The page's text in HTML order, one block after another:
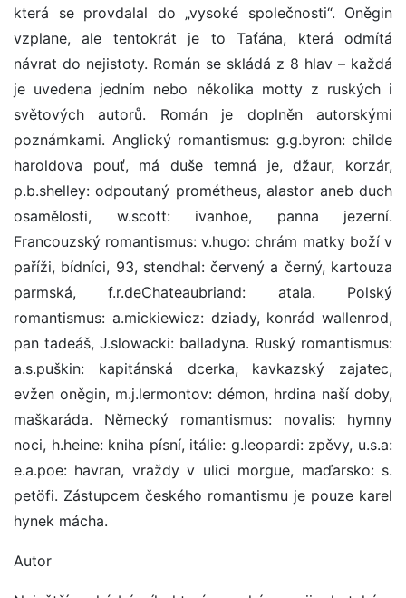
která se provdalal do „vysoké společnosti“. Oněgin
vzplane, ale tentokrát je to Taťána, která odmítá
návrat do nejistoty. Román se skládá z 8 hlav – každá
je uvedena jedním nebo několika motty z ruských i
světových autorů. Román je doplněn autorskými
poznámkami. Anglický romantismus: g.g.byron: childe
haroldova pouť, má duše temná je, džaur, korzár,
p.b.shelley: odpoutaný prométheus, alastor aneb duch
osamělosti, w.scott: ivanhoe, panna jezerní.
Francouzský romantismus: v.hugo: chrám matky boží v
paříži, bídníci, 93, stendhal: červený a černý, kartouza
parmská, f.r.deChateaubriand: atala. Polský
romantismus: a.mickiewicz: dziady, konrád wallenrod,
pan tadeáš, J.slowacki: balladyna. Ruský romantismus:
a.s.puškin: kapitánská dcerka, kavkazský zajatec,
evžen oněgin, m.j.lermontov: démon, hrdina naší doby,
maškaráda. Německý romantismus: novalis: hymny
noci, h.heine: kniha písní, itálie: g.leopardi: zpěvy, u.s.a:
e.a.poe: havran, vraždy v ulici morgue, maďarsko: s.
petöfi. Zástupcem českého romantismu je pouze karel
hynek mácha.
Autor